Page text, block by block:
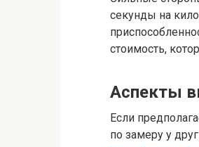
секунды на
стоимость,
Аспекты
Если
по замеру у